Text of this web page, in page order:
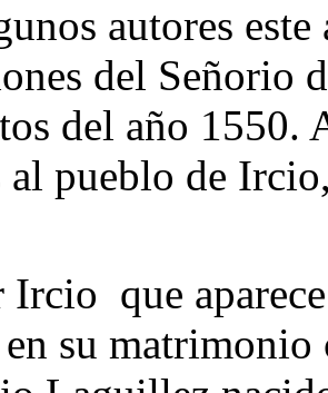
autores
del Señorio
del año 1550.
pueblo de
que
su